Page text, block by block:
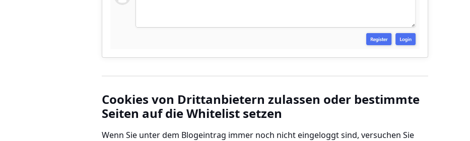
Cookies von Drittanbietern zulassen oder bestimmte
Seiten auf die Whitelist setzen
Wenn Sie unter dem Blogeintrag immer noch nicht eingeloggt sind, versuchen Sie